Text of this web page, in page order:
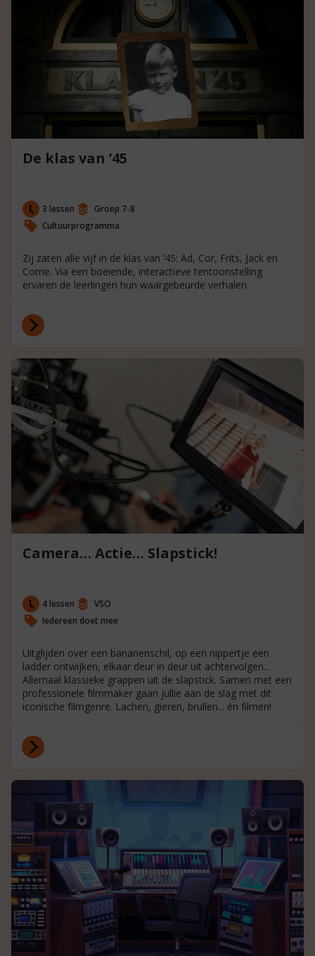
De klas van ’45
3 lessen
Groep 7-8
Cultuurprogramma
Zij zaten alle vijf in de klas van ’45: Ad, Cor, Frits, Jack en
Corrie. Via een boeiende, interactieve tentoonstelling
ervaren de leerlingen hun waargebeurde verhalen.
Camera… Actie… Slapstick!
4 lessen
VSO
Iedereen doet mee
Uitglijden over een bananenschil, op een nippertje een
ladder ontwijken, elkaar deur in deur uit achtervolgen...
Allemaal klassieke grappen uit de slapstick. Samen met een
professionele filmmaker gaan jullie aan de slag met dit
iconische filmgenre. Lachen, gieren, brullen... én filmen!